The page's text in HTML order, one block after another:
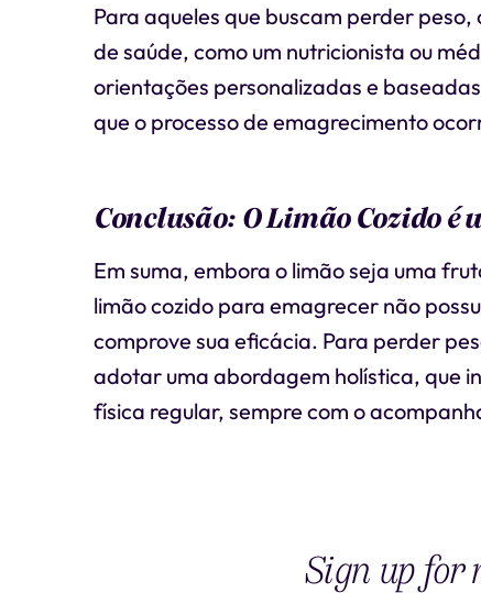
Para aqueles que buscam perder
de saúde, como um nutricionista ou
orientações personalizadas e
que o processo de emagrecimento
Conclusão: O Limão Cozido é
Em suma, embora o limão seja uma
limão cozido para emagrecer não
comprove sua eficácia. Para perder
adotar uma abordagem holística, que
física regular, sempre com o
Sign up for